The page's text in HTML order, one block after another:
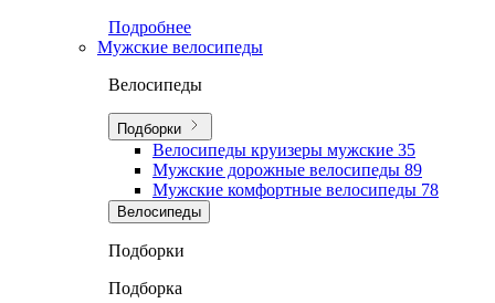
Подробнее
Мужские велосипеды
Велосипеды
Подборки
Велосипеды круизеры мужские 35
Мужские дорожные велосипеды 89
Мужские комфортные велосипеды 78
Велосипеды
Подборки
Подборка